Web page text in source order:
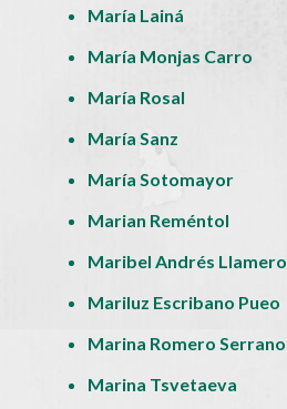
María Lainá
María Monjas Carro
María Rosal
María Sanz
María Sotomayor
Marian Reméntol
Maribel Andrés Llamero
Mariluz Escribano Pueo
Marina Romero Serrano
Marina Tsvetaeva